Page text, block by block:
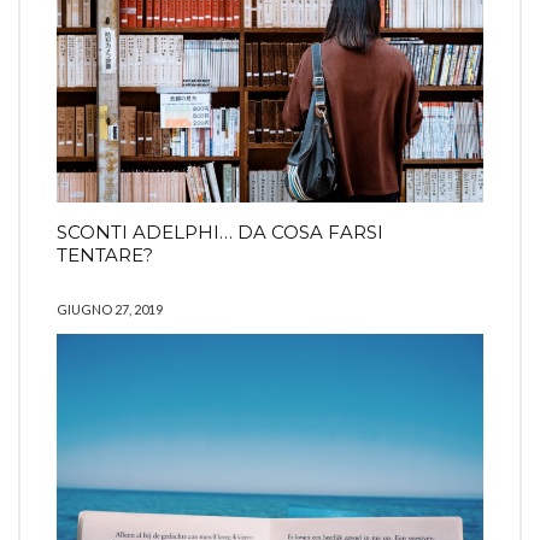
SCONTI ADELPHI… DA COSA FARSI
TENTARE?
GIUGNO 27, 2019